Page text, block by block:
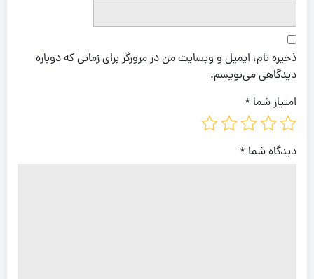
ذخیره نام، ایمیل و وبسایت من در مرورگر برای زمانی که دوباره
دیدگاهی می‌نویسم.
امتیاز شما *
دیدگاه شما *